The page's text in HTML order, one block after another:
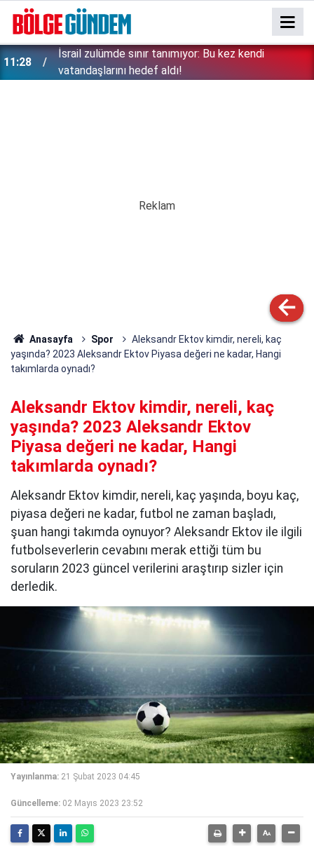
11:28
İsrail zulümde sınır tanımıyor: Bu kez kendi
vatandaşlarını hedef aldı!
Anasayfa Spor
Aleksandr Ektov kimdir, nereli, kaç
yaşında? 2023 Aleksandr Ektov Piyasa değeri ne kadar, Hangi
takımlarda oynadı?
Aleksandr Ektov kimdir, nereli, kaç
yaşında? 2023 Aleksandr Ektov
Piyasa değeri ne kadar, Hangi
takımlarda oynadı?
Aleksandr Ektov kimdir, nereli, kaç yaşında, boyu kaç,
piyasa değeri ne kadar, futbol ne zaman başladı,
şuan hangi takımda oynuyor? Aleksandr Ektov ile ilgili
futbolseverlerin cevabını merak ettiği tüm bu
soruların 2023 güncel verilerini araştırıp sizler için
derledik.
Yayınlanma: 21 Şubat 2023 04:45
Güncelleme: 02 Mayıs 2023 23:52